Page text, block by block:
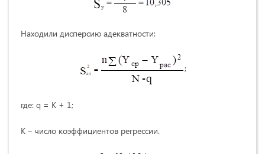
Находили дисперсию адекватности:
;
где: q = K + 1;
K – число коэффициентов регрессии.